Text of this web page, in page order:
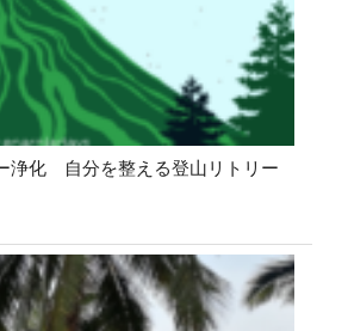
浄化 自分を整える登山リトリー